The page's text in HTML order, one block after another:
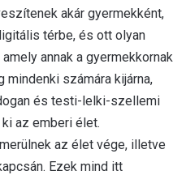
akár gyermekként,
térbe, és ott olyan
annak a gyermekkornak
számára kijárna,
és testi-lelki-szellemi
az emberi élet.
az élet vége, illetve
Ezek mind itt